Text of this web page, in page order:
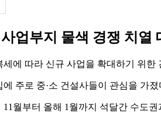
업부지 물색 경쟁 치
에 따라 신규 사업을 확대하기 위한
주로 중·소 건설사들이 관심을 가
11월부터 올해 1월까지 석달간 수도